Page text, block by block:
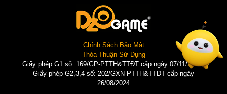
Chính Sách Bảo Mật
Thỏa Thuận Sử Dụng
Giấy phép G1 số: 169/GP-PTTH&TTĐT cấp ngày 07/11/2025 |
Giấy phép G2,3,4 số: 202/GXN-PTTH&TTĐT cấp ngày
26/08/2024